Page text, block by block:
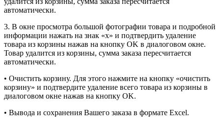
автоматически.
3. В окне просмотра большой фотографии товара и подробной
информации нажать на знак «х» и подтвердить удаление
товара из корзины нажав на кнопку OK в диалоговом окне.
Товар удалится из корзины, сумма заказа пересчитается
автоматически.
• Очистить корзину. Для этого нажмите на кнопку «очистить
корзину» и подтвердите удаление всего товара из корзины в
диалоговом окне нажав на кнопку OK.
• Вывода и сохранения Вашего заказа в формате Excel.